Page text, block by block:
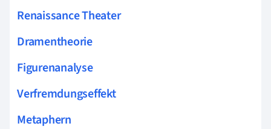
Renaissance Theater
Dramentheorie
Figurenanalyse
Verfremdungseffekt
Metaphern